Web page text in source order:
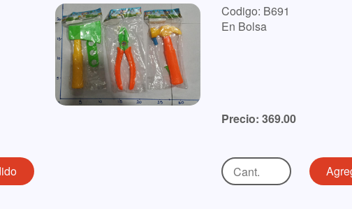
Codigo: B691
En Bolsa
Precio: 369.00